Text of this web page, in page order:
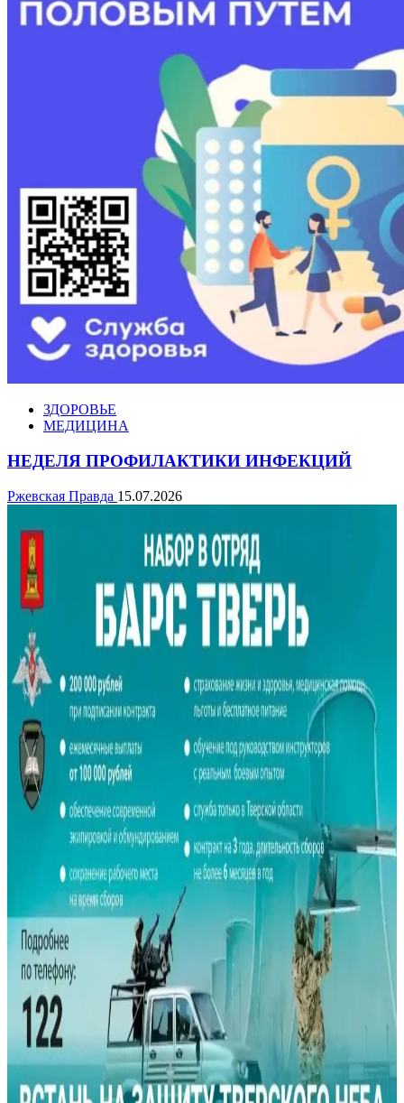
ЗДОРОВЬЕ
МЕДИЦИНА
НЕДЕЛЯ ПРОФИЛАКТИКИ ИНФЕКЦИЙ
Ржевская Правда 15.07.2026